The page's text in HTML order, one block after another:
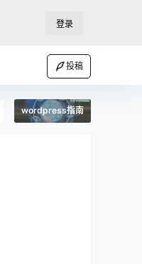
登录
投稿
wordpress指南